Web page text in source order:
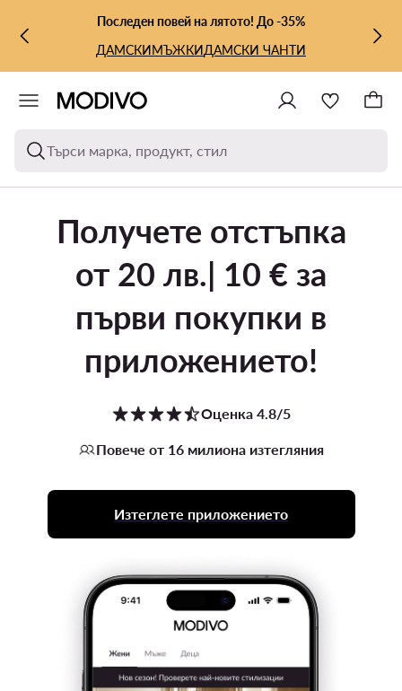
КЪМ ОСНОВНОТО СЪДЪРЖАНИЕ
КЪМ ТЪРСЕНЕПоследен повей на лятото! До -35%
ДАМСКИМЪЖКИДАМСКИ ЧАНТИ
Търси марка, продукт, стил
Получете отстъпка
от 20 лв.| 10 € за
първи покупки в
приложението!
Оценка 4.8/5
Повече от 16 милиона изтегляния
Изтеглете приложението